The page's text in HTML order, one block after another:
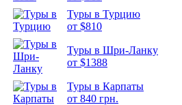
Туры в Турцию
от $810
Туры в Шри-Ланку
от $1388
Туры в Карпаты
от 840 грн.